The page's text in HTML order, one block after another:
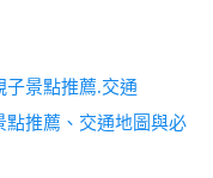
子景點推薦.交通
點推薦、交通地圖與必